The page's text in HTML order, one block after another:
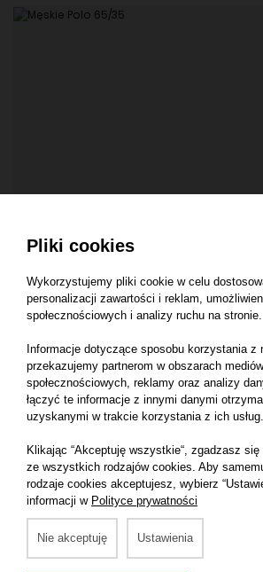
KOSZULKI MĘSKIE POLO
65% poliester, 35% bawełna pique
KOSZULKI MĘSKIE POLO
Pliki cookies
Wykorzystujemy pliki cookie w celu
personalizacji zawartości i reklam,
społecznościowych i analizy ruchu na stronie.
Informacje dotyczące sposobu korzystania z
przekazujemy partnerom w obszarach mediów
społecznościowych, reklamy oraz analizy
łączyć te informacje z innymi danymi
uzyskanymi w trakcie korzystania z ich usług.
Klikając “Akceptuję wszystkie“, zgadzasz
ze wszystkich rodzajów cookies. Aby
rodzaje cookies akceptujesz, wybierz
informacji w Polityce prywatności
Nie akceptuję Ustawienia